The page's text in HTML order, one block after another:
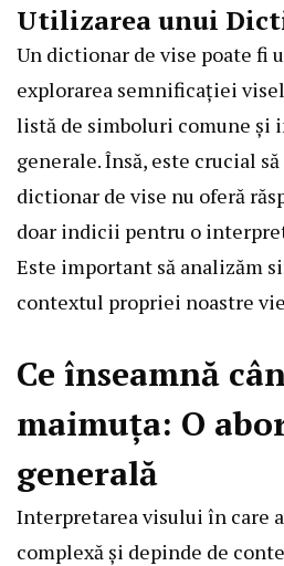
Utilizarea unui
Un dictionar de vise poate fi
explorarea semnificației
listă de simboluri comune
generale. Însă, este crucial
dictionar de vise nu oferă
doar indicii pentru o
Este important să analizăm
contextul propriei noastre
Ce înseamnă
maimuța: O
generală
Interpretarea visului în care
complexă și depinde de